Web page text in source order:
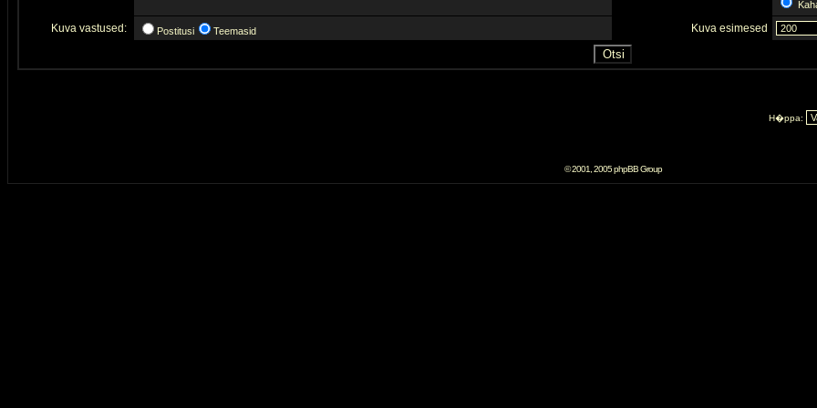
Kuva vastused: Postitusi Teemasid Kuva esimesed
H�ppa:
© 2001, 2005 phpBB Group